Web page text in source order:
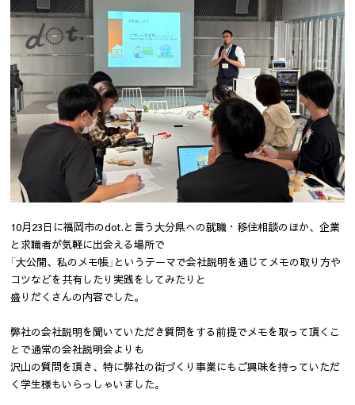
10月23日に福岡市のdot.と言う大分県への就職・移住相談のほか、企業
と求職者が気軽に出会える場所で
「大公開、私のメモ帳」というテーマで会社説明を通じてメモの取り方や
コツなどを共有したり実践をしてみたりと
盛りだくさんの内容でした。
弊社の会社説明を聞いていただき質問をする前提でメモを取って頂くこ
とで通常の会社説明会よりも
沢山の質問を頂き、特に弊社の街づくり事業にもご興味を持っていただ
く学生様もいらっしゃいました。